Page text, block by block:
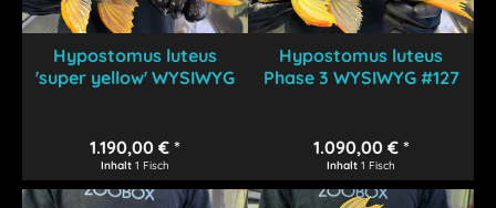
Hypostomus luteus
'super yellow' WYSIWYG
1.190,00 € *
Inhalt1 Fisch
Hypostomus luteus
Phase 3 WYSIWYG #127
1.090,00 € *
Inhalt1 Fisch